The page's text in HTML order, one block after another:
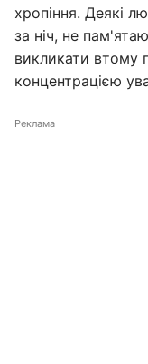
хропіння. Деякі
за ніч, не
викликати втому
концентрацією
Реклама